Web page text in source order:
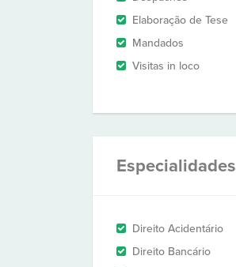
Elaboração de Tese
Mandados
Visitas in loco
Especialidades
Direito Acidentário
Direito Bancário